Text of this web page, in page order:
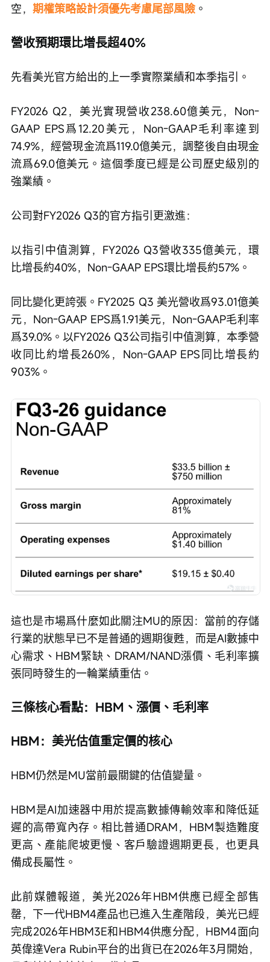
空， 期權策略設計須優先考慮尾部風險 。
營收預期環比增長超40%
先看美光官方給出的上一季實際業績和本季指引。
FY2026 Q2，美光實現營收238.60億美元，Non-
GAAP EPS爲12.20美元，Non-GAAP毛利率達到
74.9%，經營現金流爲119.0億美元，調整後自由現金
流爲69.0億美元。這個季度已經是公司歷史級別的
強業績。
公司對FY2026 Q3的官方指引更激進：
以指引中值測算，FY2026 Q3營收335億美元，環
比增長約40%，Non-GAAP EPS環比增長約57%。
同比變化更誇張。FY2025 Q3 美光營收爲93.01億美
元，Non-GAAP EPS爲1.91美元，Non-GAAP毛利率
爲39.0%。以FY2026 Q3公司指引中值測算，本季營
收同比約增長260%，Non-GAAP EPS同比增長約
903%。
這也是市場爲什麼如此關注MU的原因：當前的存儲
行業的狀態早已不是普通的週期復甦，而是AI數據中
心需求、HBM緊缺、DRAM/NAND漲價、毛利率擴
張同時發生的一輪業績重估。
三條核心看點：HBM、漲價、毛利率
HBM：美光估值重定價的核心
HBM仍然是MU當前最關鍵的估值變量。
HBM是AI加速器中用於提高數據傳輸效率和降低延
遲的高帶寬內存。相比普通DRAM，HBM製造難度
更高、產能爬坡更慢、客戶驗證週期更長，也更具
備成長屬性。
此前媒體報道，美光2026年HBM供應已經全部售
罄，下一代HBM4產品也已進入生產階段，美光已經
完成2026年HBM3E和HBM4供應分配，HBM4面向
英偉達Vera Rubin平台的出貨已在2026年3月開始，